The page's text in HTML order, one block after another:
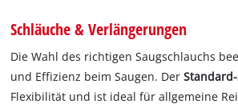
Schläuche & Verlängerungen
Die Wahl des richtigen Saugschlauchs
und Effizienz beim Saugen. Der
Flexibilität und ist ideal für allgemeine